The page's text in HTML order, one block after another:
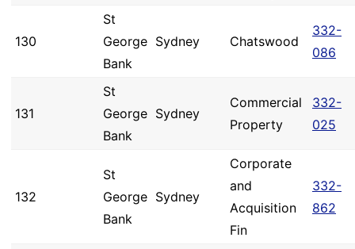
130
St
George
Bank
Sydney Chatswood
332-
086
131
St
George
Bank
Sydney
Commercial
Property
332-
025
132
St
George
Bank
Sydney
Corporate
and
Acquisition
Fin
332-
862